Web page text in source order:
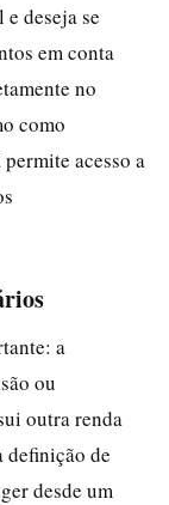
deseja se
em conta
no
como
acesso a
a
ou
outra renda
definição de
desde um